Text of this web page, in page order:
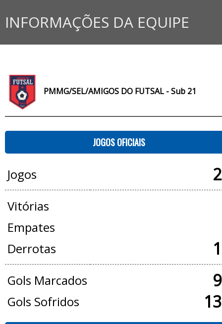
INFORMAÇÕES DA EQUIPE
PMMG/SEL/AMIGOS DO FUTSAL - Sub 21
JOGOS OFICIAIS
Jogos
Vitórias
Empates
Derrotas
Gols Marcados
Gols Sofridos